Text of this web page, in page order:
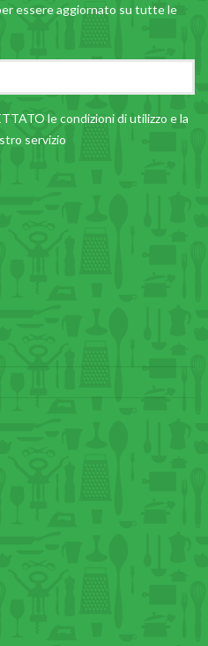
essere aggiornato su tutte le
lecondizioni di utilizzo e la
servizio